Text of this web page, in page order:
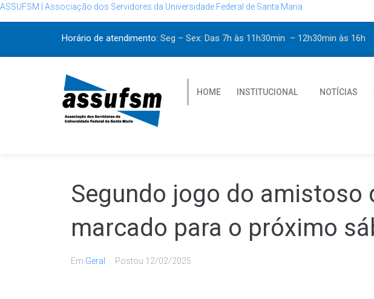
ASSUFSM | Associação dos Servidores da Universidade Federal de Santa Maria
Horário de atendimento: Seg – Sex: Das 7h às 11h30min – 12h30min às 16h
HOME INSTITUCIONAL NOTÍCIAS
Segundo jogo do amistoso
marcado para o próximo
Em Geral Postou 12/02/2025